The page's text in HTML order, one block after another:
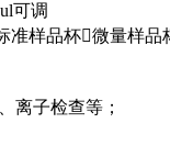
可调
准样品杯微量样品
离子检查等；